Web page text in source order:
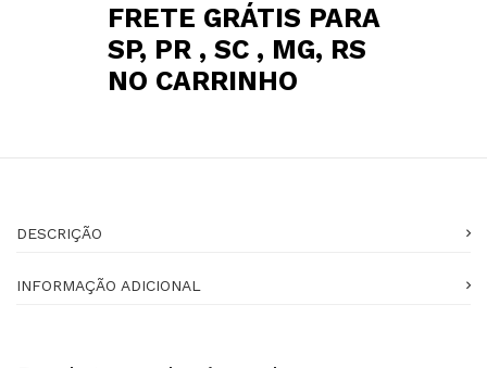
FRETE GRÁTIS PARA
SP, PR , SC , MG, RS
NO CARRINHO
DESCRIÇÃO
INFORMAÇÃO ADICIONAL